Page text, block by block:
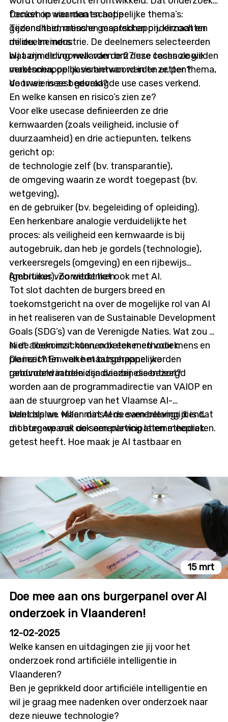
focust op vier maatschappelijke thema’s:
gezondheid, mens en maatschappij, klimaat en
milieu, en industrie. De deelnemers selecteerden
bij aanmelding welk van de 27 use cases ze wilden
verkennen, op basis hiervan werden er, per thema,
de twee meest gevraagde use cases verkend.
Denken in waarden en actie
Tijdens thematische gesprekken onderzochten
de deelnemers:
Wat zijn de voorwaarden om deze technologie
maatschappelijk verantwoord in te zetten?
Voor wie is ze bedoeld?
En welke kansen en risico’s zien ze?
Voor elke usecase definieerden ze drie
kernwaarden (zoals veiligheid, inclusie of
duurzaamheid) en drie actiepunten, telkens
gericht op:
de technologie zelf (bv. transparantie),
de omgeving waarin ze wordt toegepast (bv.
wetgeving),
en de gebruiker (bv. begeleiding of opleiding).
Een herkenbare analogie verduidelijkte het
proces: als veiligheid een kernwaarde is bij
autogebruik, dan heb je gordels (technologie),
verkeersregels (omgeving) en een rijbewijs
(gebruiker). Zo werkt het ook met AI.
Ambitieus vooruitdenken
Tot slot dachten de burgers breed en
toekomstgericht na over de mogelijke rol van AI
in het realiseren van de Sustainable Development
Goals (SDG’s) van de Verenigde Naties. Wat zou AI
in de toekomst kunnen betekenen voor mens en
planeet? En welke maatschappelijke
randvoorwaarden zijn daarbij essentieel?
Niet alleen inzichten, ook een methodiek
De inzichten van het burgerpanel worden
gebundeld in beleidsadviezen die bezorgd
worden aan de programmadirectie van VAIOP en
aan de stuurgroep van het Vlaamse AI-
beleidsplan. Maar minstens even belangrijk is dat
dit burgerpanel ook een participatiemethodiek
getest heeft. Hoe maak je AI tastbaar en
onderzoeksbeleid?
Want als we willen dat AI de samenleving dient,
moeten we ook de samenleving laten meepraten.
15 mrt
Doe mee aan ons burgerpanel over AI
onderzoek in Vlaanderen!
12-02-2025
Welke kansen en uitdagingen zie jij voor het
onderzoek rond artificiële intelligentie in
Vlaanderen?
Ben je geprikkeld door artificiële intelligentie en
wil je graag mee nadenken over onderzoek naar
deze nieuwe technologie?